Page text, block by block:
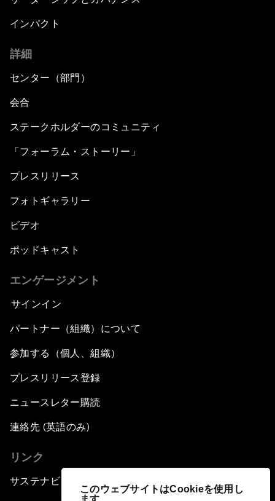
このウェブサイトはCookieを使用し
ます
インパクト
詳細
センター（部門）
会合
ステークホルダーのコミュニティ
「フォーラム・ストーリー」
プレスリリース
フォトギャラリー
ビデオ
ポッドキャスト
エンゲージメント
サインイン
パートナー（組織）について
参加する（個人、組織）
プレスリリース登録
ニュースレター購読
連絡先 (英語のみ)
リンク
サステナビリティへの取り組み